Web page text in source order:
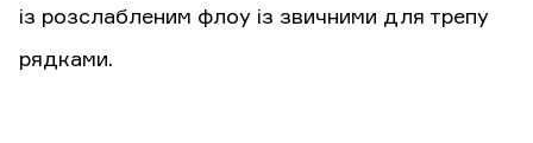
із розслабленим флоу із звичними для трепу
рядками.